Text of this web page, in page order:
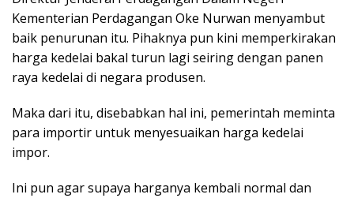
Kementerian Perdagangan Oke Nurwan menyambut
baik penurunan itu. Pihaknya pun kini memperkirakan
harga kedelai bakal turun lagi seiring dengan panen
raya kedelai di negara produsen.
Maka dari itu, disebabkan hal ini, pemerintah meminta
para importir untuk menyesuaikan harga kedelai
impor.
Ini pun agar supaya harganya kembali normal dan